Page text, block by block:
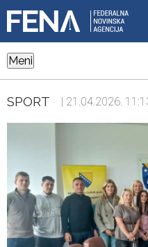
Meni
SPORT | 21.04.2026.